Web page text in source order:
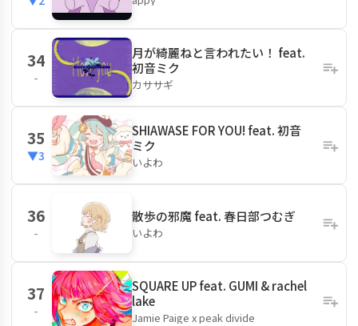
34
-
月が綺麗ねと言われたい！ feat.
初音ミク
カササギ
35
▼3
SHIAWASE FOR YOU! feat. 初音
ミク
いよわ
36
-
散歩の邪魔 feat. 春日部つむぎ
いよわ
37
-
SQUARE UP feat. GUMI & rachel
lake
Jamie Paige x peak divide